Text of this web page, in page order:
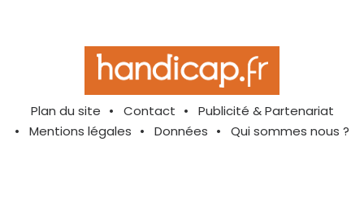
Plan du site Contact
Publicité & Partenariat
Mentions légales
Données Qui sommes nous ?